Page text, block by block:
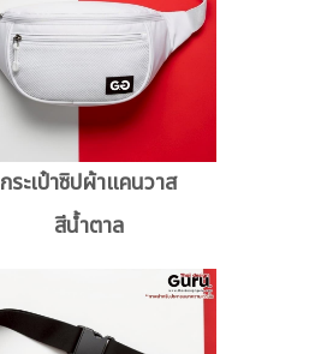
กระเป๋าซิปผ้าแคนวาส
สีน้ำตาล